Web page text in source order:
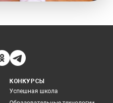
КОНКУРСЫ
Успешная школа